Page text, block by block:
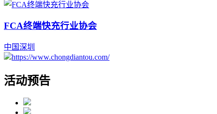
FCA终端快充行业协会
中国深圳
https://www.chongdiantou.com/
活动预告